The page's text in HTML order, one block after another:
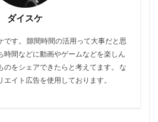
ダイスケ
です。 隙間時間の活用って大事だと思
時間などに動画やゲームなどを楽しん
のをシェアできたらと考えてます。 な
イト広告を使用しております。